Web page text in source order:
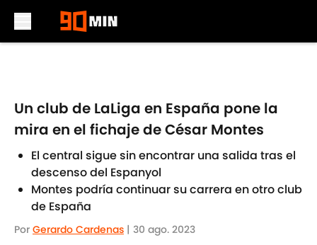
Un club de LaLiga en España pone la
mira en el fichaje de César Montes
El central sigue sin encontrar una salida tras el
descenso del Espanyol
Montes podría continuar su carrera en otro club
de España
Por Gerardo Cardenas | 30 ago. 2023